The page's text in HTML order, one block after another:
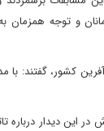
و توجه
کشور، ‌گفتند:
دیدار درباره